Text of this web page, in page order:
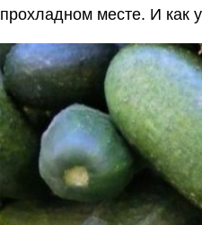
прохладном месте. И как